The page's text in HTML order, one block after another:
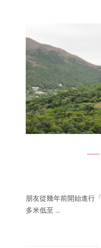
朋友從幾年前開始進行
多米低至 ...